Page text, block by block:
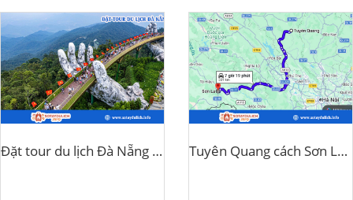
Đặt tour du lịch Đà Nẵng ở đâu uy tín? Tuyên Quang cách Sơn La bao nhiêu km